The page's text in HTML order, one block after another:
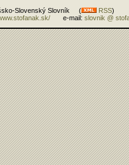
Slovenský Slovník ( RSS)
e-mail: slovnik @